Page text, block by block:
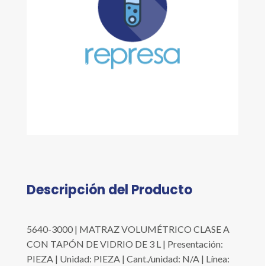
Descripción del Producto
5640-3000 | MATRAZ VOLUMÉTRICO CLASE A
CON TAPÓN DE VIDRIO DE 3 L | Presentación:
PIEZA | Unidad: PIEZA | Cant./unidad: N/A | Línea: